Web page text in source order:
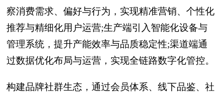
察消费需求、偏好与行为，实现精准营销、个性化
推荐与精细化用户运营;生产端引入智能化设备与
管理系统，提升产能效率与品质稳定性;渠道端通
过数据优化布局与运营，实现全链路数字化管控。
构建品牌社群生态，通过会员体系、线下品鉴、社